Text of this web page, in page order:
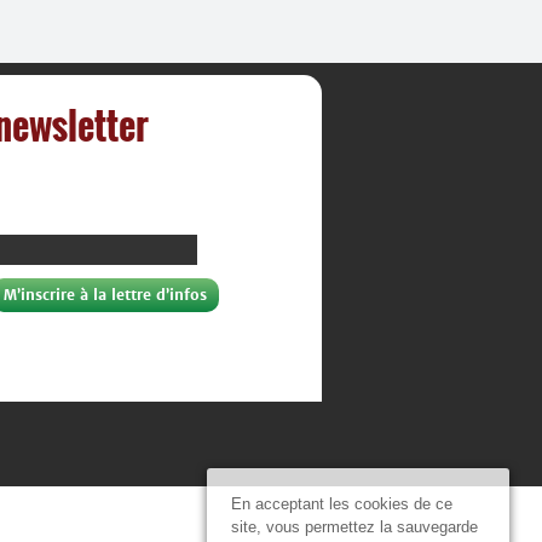
En acceptant les cookies de ce
site, vous permettez la sauvegarde